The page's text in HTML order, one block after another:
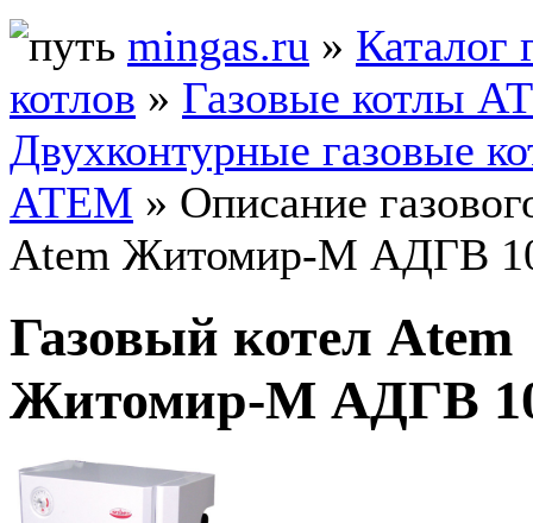
mingas.ru » Каталог
котлов » Газовые котлы
Двухконтурные газовые
АТЕМ » Описание
Atem Житомир-М АДГВ
Газовый котел Atem
Житомир-М АДГВ